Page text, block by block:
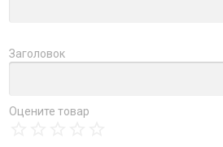
Заголовок
Оцените товар